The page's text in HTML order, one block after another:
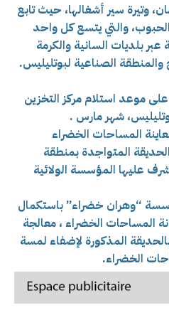
وتيرة سير أشغالها، حيث تابع
الحبوب، والتي يتسع كل واحد
موزعة عبر بلديات السانية والكرمة
الصناعية لبوتليليس.
موعد استلام مركز التخزين
شهر مارس .
المساحات الخضراء
المتواجدة بمنطقة
عليها المؤسسة الولائية
“وهران خضراء” باستكمال
المساحات الخضراء ، معالجة
بالحديقة المذكورة لإضفاء لمسة
الخضراء.